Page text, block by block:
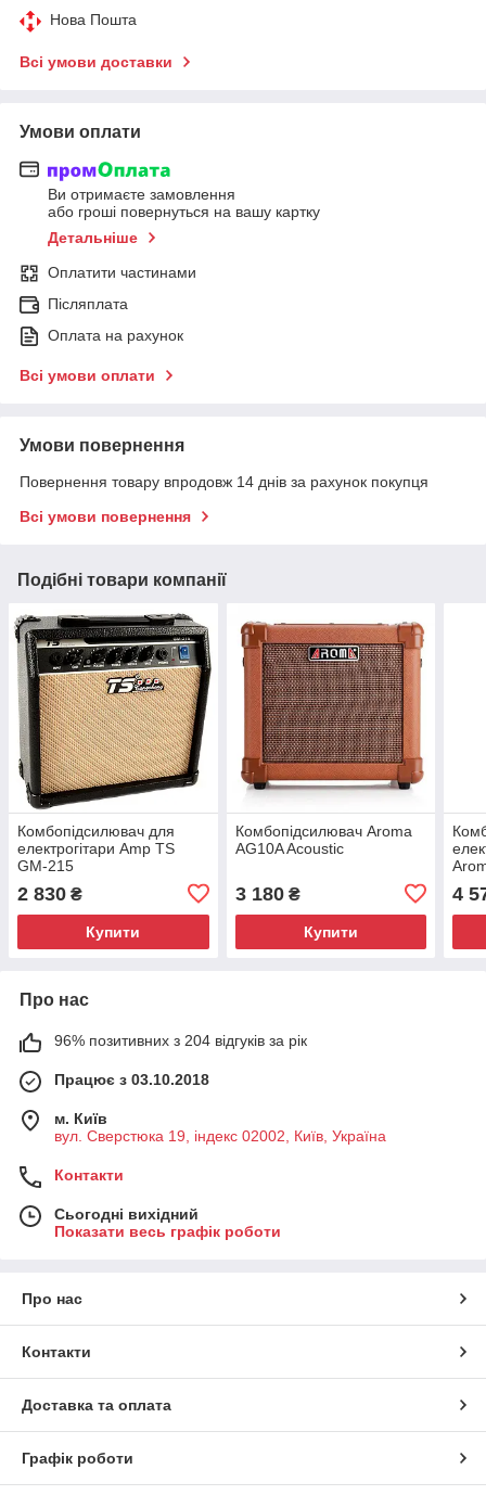
Нова Пошта
Всі умови доставки
Умови оплати
Ви отримаєте замовлення
або гроші повернуться на вашу картку
Детальніше
Оплатити частинами
Післяплата
Оплата на рахунок
Всі умови оплати
Умови повернення
Повернення товару впродовж 14 днів за рахунок покупця
Всі умови повернення
Подібні товари компанії
Комбопідсилювач для
електрогітари Amp TS
GM-215
2 830 ₴
Купити
Комбопідсилювач Aroma
AG10A Acoustic
3 180₴
Купити
4
Про нас
96% позитивних з 204 відгуків за рік
Працює з 03.10.2018
м. Київ
вул. Сверстюка 19, індекс 02002, Київ, Україна
Контакти
Сьогодні вихідний
Показати весь графік роботи
Про нас
Контакти
Доставка та оплата
Графік роботи